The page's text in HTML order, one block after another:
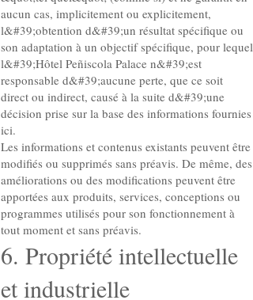
aucun cas, implicitement ou explicitement,
l&#39;obtention d&#39;un résultat spécifique ou
son adaptation à un objectif spécifique, pour lequel
l&#39;Hôtel Peñiscola Palace n&#39;est
responsable d&#39;aucune perte, que ce soit
direct ou indirect, causé à la suite d&#39;une
décision prise sur la base des informations fournies
ici.
Les informations et contenus existants peuvent être
modifiés ou supprimés sans préavis. De même, des
améliorations ou des modifications peuvent être
apportées aux produits, services, conceptions ou
programmes utilisés pour son fonctionnement à
tout moment et sans préavis.
6. Propriété intellectuelle
et industrielle